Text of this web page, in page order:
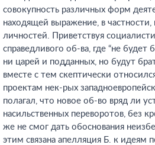
совокупность различных форм
находящей выражение, в частности,
личностей. Приветствуя
справедливого об-ва, где “не будет
ни царей и подданных, но будут
вместе с тем скептически
проектам нек-рых
полагал, что новое об-во вряд ли
насильственных переворотов, без
же не смог дать обоснования
этим связана апелляция Б. к идеям